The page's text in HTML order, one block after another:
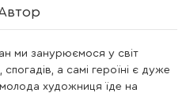
ми занурюємося у світ
а самі героїні є дуже
художниця їде на